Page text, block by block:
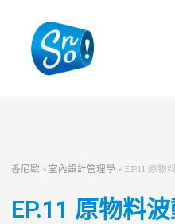
香尼歐 » 室內設計管理學 » EP.11 原物
EP.11 原物料